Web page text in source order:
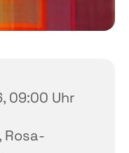
09:00 Uhr
Rosa-